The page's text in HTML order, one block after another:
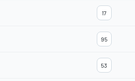
17
95
53